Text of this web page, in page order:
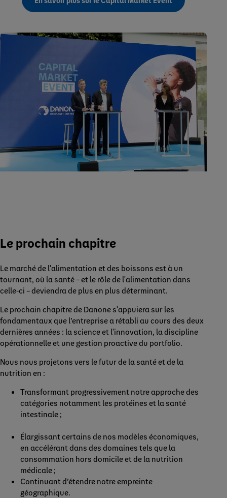
Le prochain chapitre
Le marché de l'alimentation et des boissons est à un
tournant, où la santé – et le rôle de l'alimentation dans
celle-ci – deviendra de plus en plus déterminant.
Le prochain chapitre de Danone s'appuiera sur les
fondamentaux que l’entreprise a rétabli au cours des deux
dernières années : la science et l'innovation, la discipline
opérationnelle et une gestion proactive du portfolio.
Nous nous projetons vers le futur de la santé et de la
nutrition en :
Transformant progressivement notre approche des
catégories notamment les protéines et la santé
intestinale ;
Élargissant certains de nos modèles économiques,
en accélérant dans des domaines tels que la
consommation hors domicile et de la nutrition
médicale ;
Continuant d’étendre notre empreinte
géographique.